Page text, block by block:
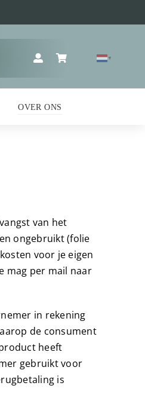
▼
OVER ONS
van het
ongebruikt (folie
voor je eigen
mag per mail naar
in rekening
de consument
heeft
gebruikt voor
is